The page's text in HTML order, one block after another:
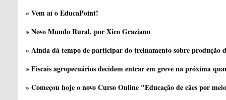
» Vem aí o EducaPoint!
» Novo Mundo Rural, por Xico Graziano
» Ainda dá tempo de participar do treinamento sobre produção
» Fiscais agropecuários decidem entrar em greve na próxima
» Começou hoje o novo Curso Online "Educação de cães por